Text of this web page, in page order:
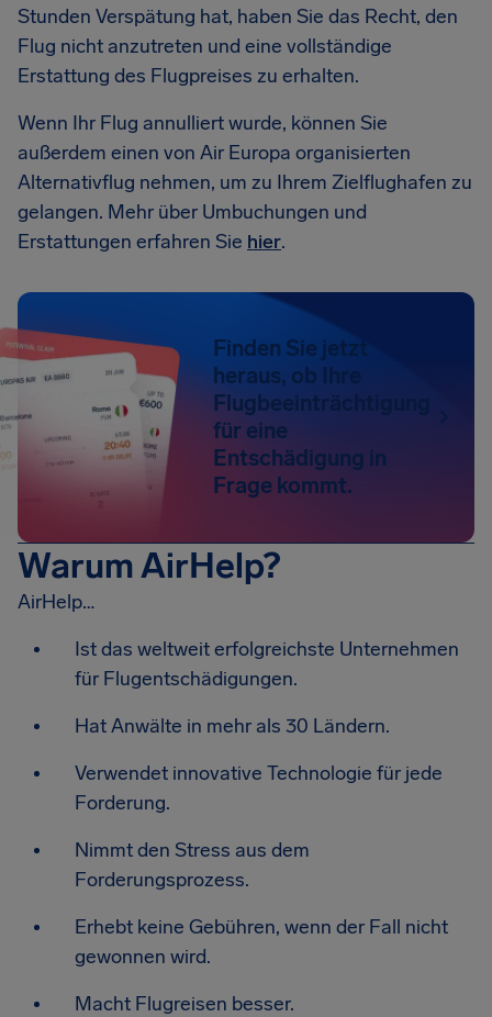
Stunden Verspätung hat, haben Sie das Recht, den
Flug nicht anzutreten und eine vollständige
Erstattung des Flugpreises zu erhalten.
Wenn Ihr Flug annulliert wurde, können Sie
außerdem einen von Air Europa organisierten
Alternativflug nehmen, um zu Ihrem Zielflughafen zu
gelangen. Mehr über Umbuchungen und
Erstattungen erfahren Sie hier.
Finden Sie jetzt
heraus, ob Ihre
Flugbeeinträchtigung
für eine
Entschädigung in
Frage kommt.
Warum AirHelp?
AirHelp…
Ist das weltweit erfolgreichste Unternehmen
für Flugentschädigungen.
Hat Anwälte in mehr als 30 Ländern.
Verwendet innovative Technologie für jede
Forderung.
Nimmt den Stress aus dem
Forderungsprozess.
Erhebt keine Gebühren, wenn der Fall nicht
gewonnen wird.
Macht Flugreisen besser.